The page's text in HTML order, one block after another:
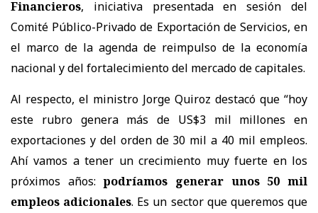
Financieros, iniciativa presentada en sesión del
Comité Público-Privado de Exportación de Servicios, en
el marco de la agenda de reimpulso de la economía
nacional y del fortalecimiento del mercado de capitales.
Al respecto, el ministro Jorge Quiroz destacó que “hoy
este rubro genera más de US$3 mil millones en
exportaciones y del orden de 30 mil a 40 mil empleos.
Ahí vamos a tener un crecimiento muy fuerte en los
próximos años:podríamos generar unos 50 mil
empleos adicionales. Es un sector que queremos que